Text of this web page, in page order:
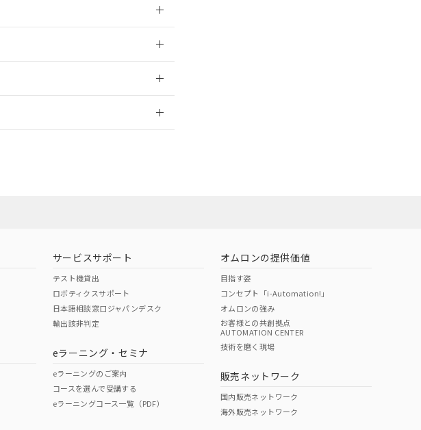
O O
サービスサポート
テスト機貸出
ロボティクスサポート
日本語相談窓口ジャパンデスク
輸出該非判定
eラーニング・セミナ
eラーニングのご案内
コースを選んで受講する
eラーニングコース一覧（PDF）
オムロンの提供価値
目指す姿
コンセプト「i-Automation!」
オムロンの強み
お客様との共創拠点
AUTOMATION CENTER
技術を磨く現場
販売ネットワーク
国内販売ネットワーク
海外販売ネットワーク